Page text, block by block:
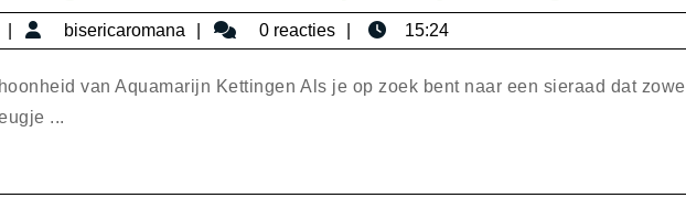
en
Prachtig:
De
23
februari
2025
bisericaromana bisericaromana
0 reacties 15:24
van Aquamarijn Kettingen Als je op zoek bent naar een sieraad dat zowel
...